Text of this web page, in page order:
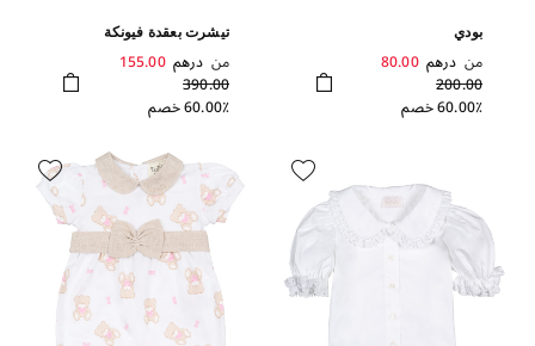
بودي
من درهم 80.00
200.00
60.00٪ خصم
تيشرت بعقدة فيونكة
من درهم 155.00
390.00
60.00٪ خصم